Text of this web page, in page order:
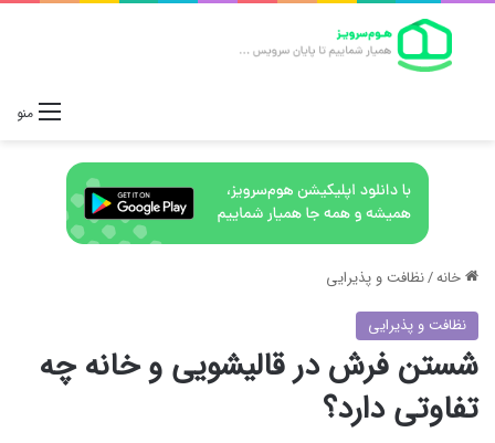
منو
خانه/نظافت و پذیرایی
نظافت و پذیرایی
شستن فرش در قالیشویی و خانه چه
تفاوتی دارد؟